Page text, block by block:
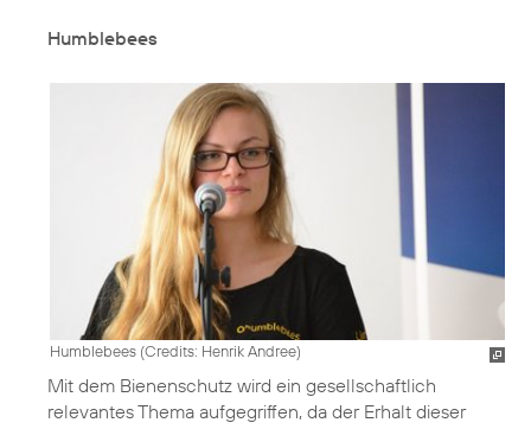
Humblebees
Humblebees (Credits: Henrik Andree)
Mit dem Bienenschutz wird ein gesellschaftlich
relevantes Thema aufgegriffen, da der Erhalt dieser